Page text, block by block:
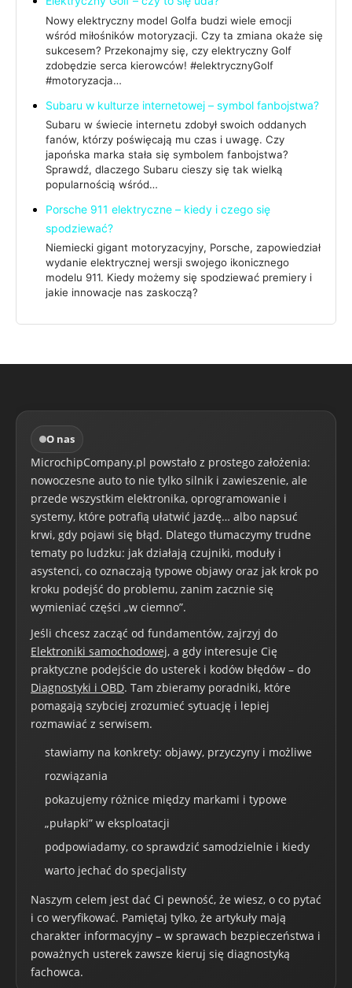
Nowy elektryczny model Golfa budzi wiele emocji
wśród miłośników motoryzacji. Czy ta zmiana okaże się
sukcesem? Przekonajmy się, czy elektryczny Golf
zdobędzie serca kierowców! #elektrycznyGolf
#motoryzacja…
Subaru w kulturze internetowej – symbol fanbojstwa?
Subaru w świecie internetu zdobył swoich oddanych
fanów, którzy poświęcają mu czas i uwagę. Czy
japońska marka stała się symbolem fanbojstwa?
Sprawdź, dlaczego Subaru cieszy się tak wielką
popularnością wśród…
Porsche 911 elektryczne – kiedy i czego się
spodziewać?
Niemiecki gigant motoryzacyjny, Porsche, zapowiedział
wydanie elektrycznej wersji swojego ikonicznego
modelu 911. Kiedy możemy się spodziewać premiery i
jakie innowacje nas zaskoczą?
O nas
MicrochipCompany.pl powstało z prostego założenia:
nowoczesne auto to nie tylko silnik i zawieszenie, ale
przede wszystkim elektronika, oprogramowanie i
systemy, które potrafią ułatwić jazdę… albo napsuć
krwi, gdy pojawi się błąd. Dlatego tłumaczymy trudne
tematy po ludzku: jak działają czujniki, moduły i
asystenci, co oznaczają typowe objawy oraz jak krok po
kroku podejść do problemu, zanim zacznie się
wymieniać części „w ciemno”.
Jeśli chcesz zacząć od fundamentów, zajrzyj do
Elektroniki samochodowej, a gdy interesuje Cię
praktyczne podejście do usterek i kodów błędów – do
Diagnostyki i OBD. Tam zbieramy poradniki, które
pomagają szybciej zrozumieć sytuację i lepiej
rozmawiać z serwisem.
stawiamy na konkrety: objawy, przyczyny i możliwe
rozwiązania
pokazujemy różnice między markami i typowe
„pułapki” w eksploatacji
podpowiadamy, co sprawdzić samodzielnie i kiedy
warto jechać do specjalisty
Naszym celem jest dać Ci pewność, że wiesz, o co pytać
i co weryfikować. Pamiętaj tylko, że artykuły mają
charakter informacyjny – w sprawach bezpieczeństwa i
poważnych usterek zawsze kieruj się diagnostyką
fachowca.